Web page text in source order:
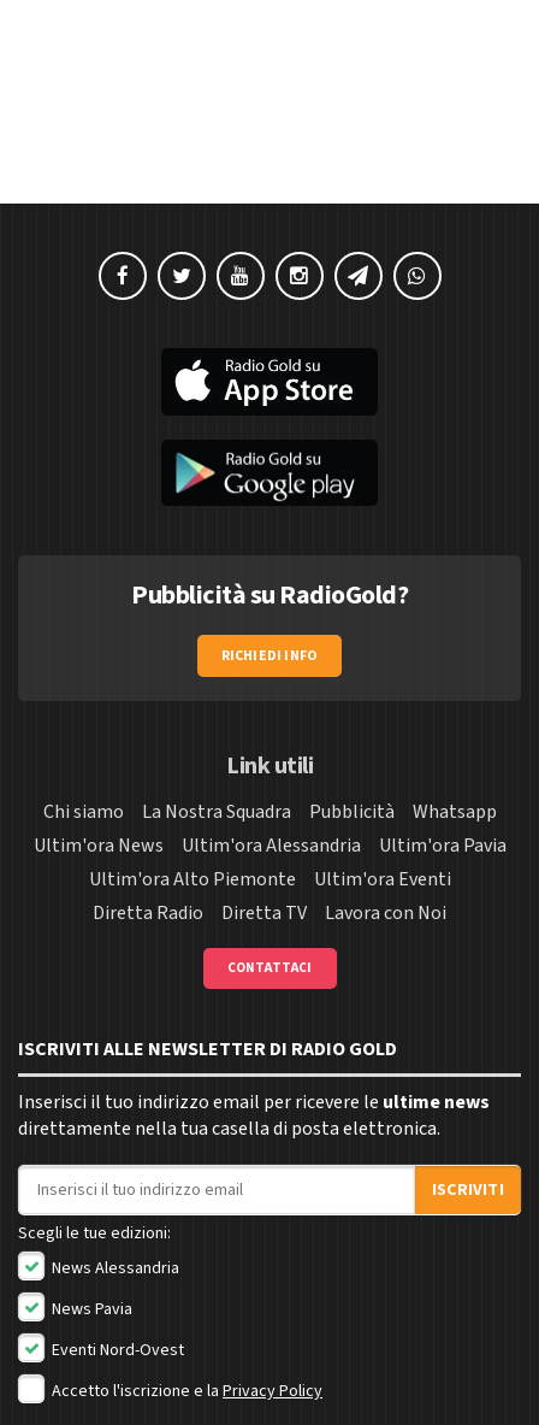
Pubblicità su RadioGold?
RICHIEDI INFO
Link utili
Chi siamo La Nostra Squadra Pubblicità
Whatsapp
Ultim'ora News
Ultim'ora Alessandria
Ultim'ora Pavia
Ultim'ora Alto Piemonte
Ultim'ora Eventi
Diretta Radio
Diretta TV Lavora con Noi
CONTATTACI
ISCRIVITI ALLE NEWSLETTER DI RADIO GOLD
Inserisci il tuo indirizzo email per ricevere le ultime news
direttamente nella tua casella di posta elettronica.
Indirizzo email
ISCRIVITI
Scegli le tue edizioni:
News Alessandria
News Pavia
Eventi Nord-Ovest
Accetto l'iscrizione e la Privacy Policy